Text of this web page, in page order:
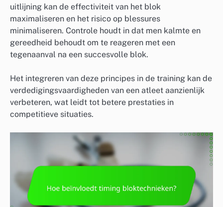
uitlijning kan de effectiviteit van het blok
maximaliseren en het risico op blessures
minimaliseren. Controle houdt in dat men kalmte en
gereedheid behoudt om te reageren met een
tegenaanval na een succesvolle blok.
Het integreren van deze principes in de training kan de
verdedigingsvaardigheden van een atleet aanzienlijk
verbeteren, wat leidt tot betere prestaties in
competitieve situaties.